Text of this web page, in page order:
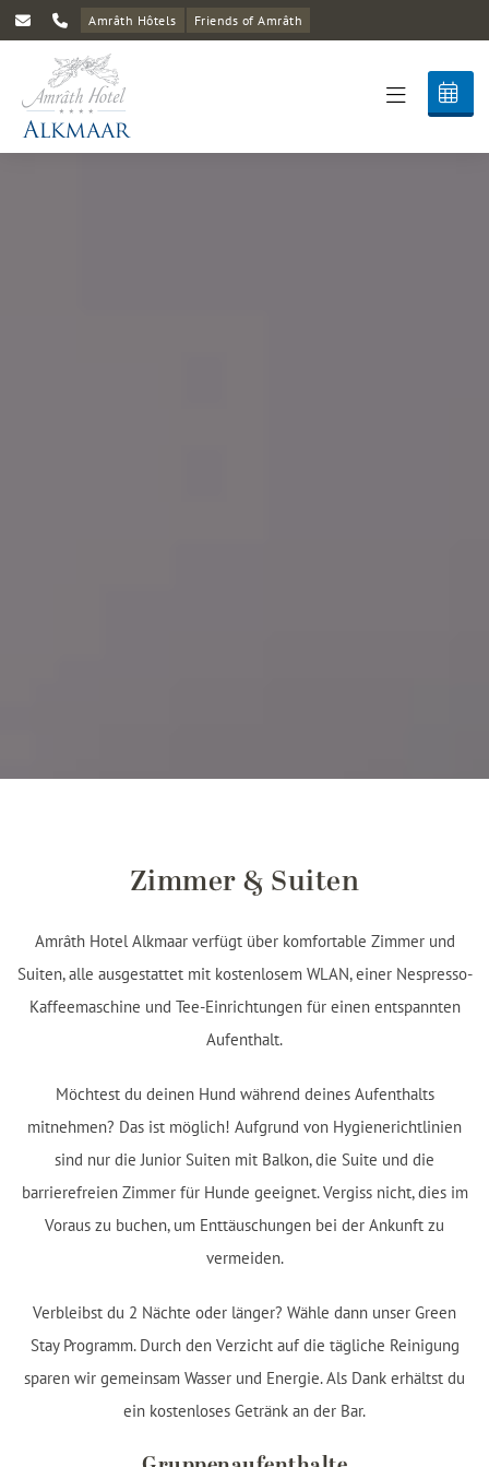
Amrâth Hôtels Friends of Amrâth
Zimmer & Suiten
Amrâth Hotel Alkmaar verfügt über komfortable Zimmer und
Suiten, alle ausgestattet mit kostenlosem WLAN, einer Nespresso-
Kaffeemaschine und Tee-Einrichtungen für einen entspannten
Aufenthalt.
Möchtest du deinen Hund während deines Aufenthalts
mitnehmen? Das ist möglich! Aufgrund von Hygienerichtlinien
sind nur die Junior Suiten mit Balkon, die Suite und die
barrierefreien Zimmer für Hunde geeignet. Vergiss nicht, dies im
Voraus zu buchen, um Enttäuschungen bei der Ankunft zu
vermeiden.
Verbleibst du 2 Nächte oder länger? Wähle dann unser Green
Stay Programm. Durch den Verzicht auf die tägliche Reinigung
sparen wir gemeinsam Wasser und Energie. Als Dank erhältst du
ein kostenloses Getränk an der Bar.